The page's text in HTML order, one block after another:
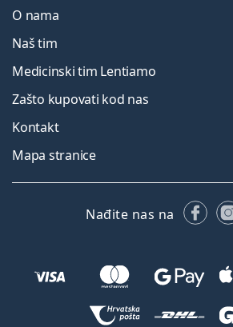
O nama
Naš tim
Medicinski tim Lentiamo
Zašto kupovati kod nas
Kontakt
Mapa stranice
Nađite nas na